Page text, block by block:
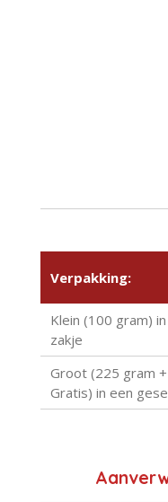
Verpakking:
Klein (100 gram)
zakje
Groot (225 gram
Gratis) in een